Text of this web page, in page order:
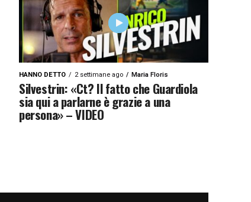
HANNO DETTO 2 settimane ago Maria Floris
Silvestrin: «Ct? Il fatto che Guardiola
sia qui a parlarne è grazie a una
persona» – VIDEO